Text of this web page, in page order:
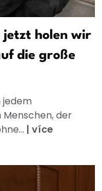
jetzt holen wir
die große
jedem
der
| více